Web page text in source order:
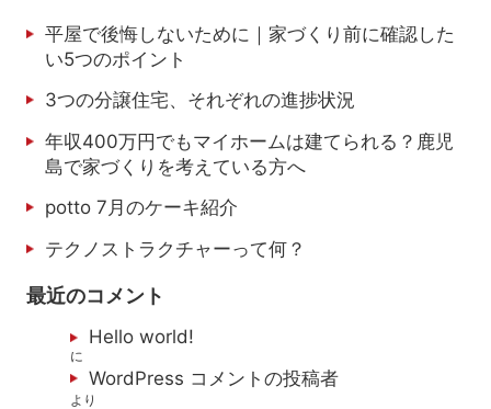
平屋で後悔しないために｜家づくり前に確認した
い5つのポイント
3つの分譲住宅、それぞれの進捗状況
年収400万円でもマイホームは建てられる？鹿児
島で家づくりを考えている方へ
potto 7月のケーキ紹介
テクノストラクチャーって何？
最近のコメント
Hello world!
に
WordPress コメントの投稿者
より